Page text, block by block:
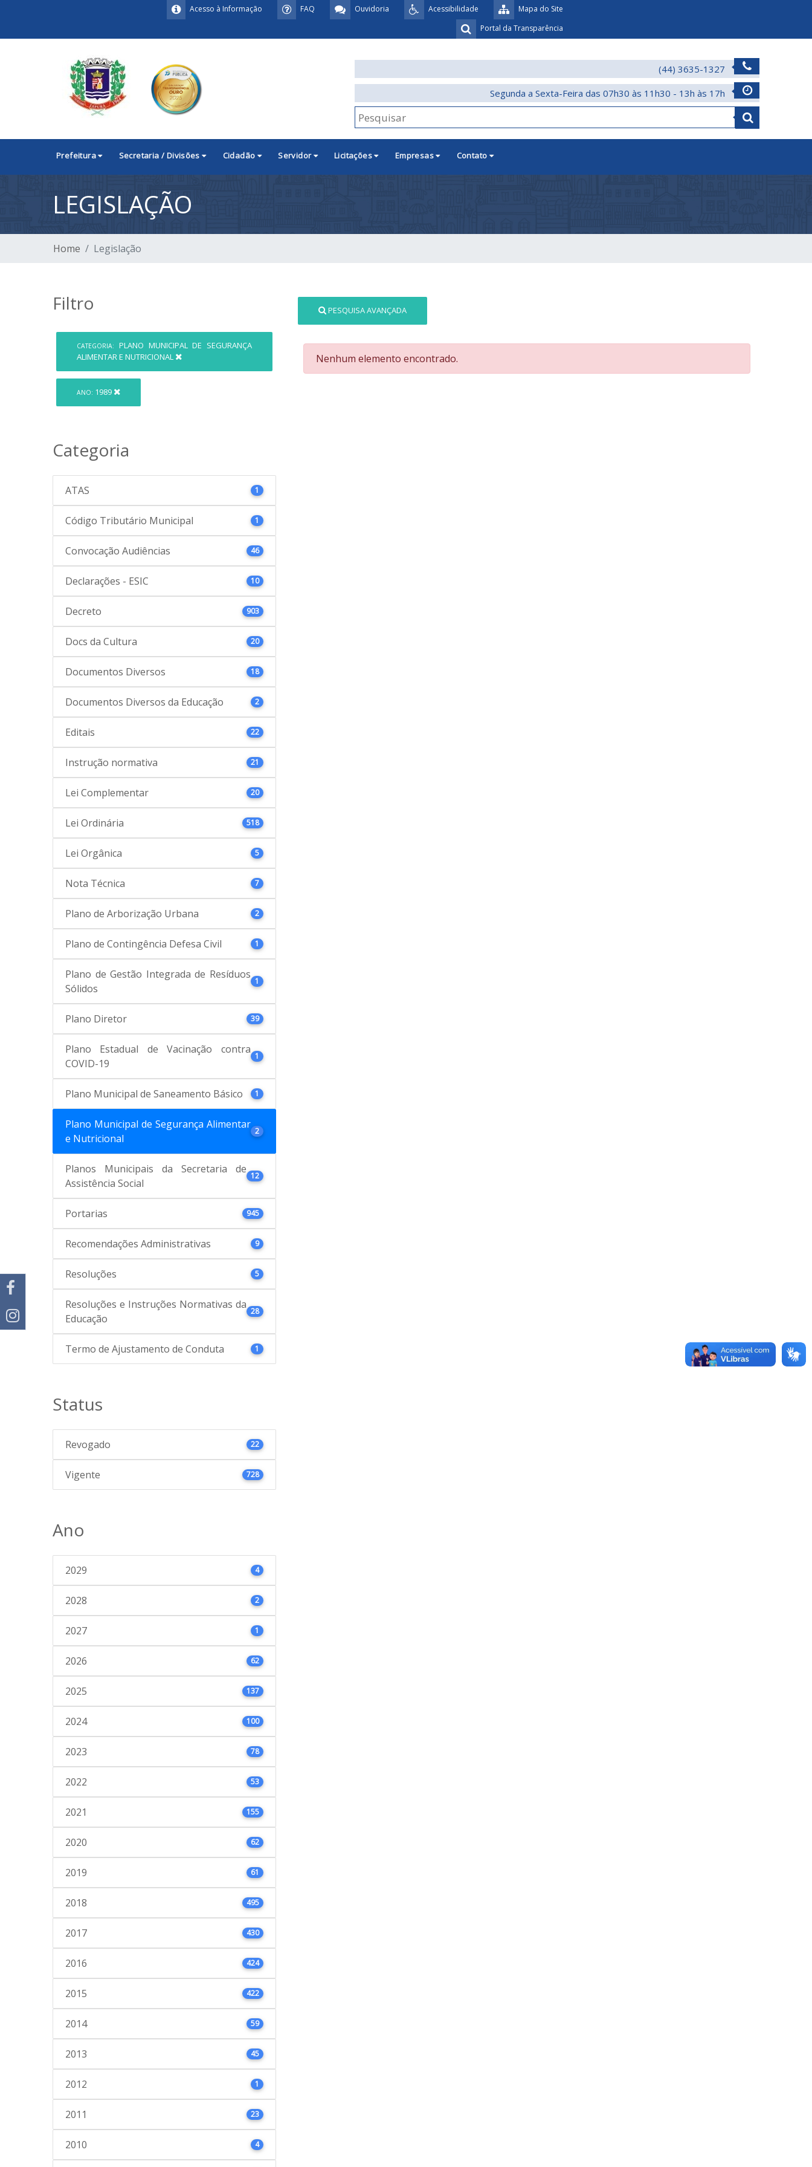
Mapa do Site
Acessibilidade
Ouvidoria
FAQ
Acesso à Informação
Portal da Transparência
(44) 3635-1327
Segunda a Sexta-Feira das 07h30 às 11h30 - 13h às 17h
Prefeitura Secretaria / Divisões Cidadão Servidor Licitações Empresas Contato
LEGISLAÇÃO
Home Legislação
Filtro
CATEGORIA:
PLANO MUNICIPAL DE SEGURANÇA
ALIMENTAR E NUTRICIONAL
ANO: 1989
Categoria
ATAS 1
Código Tributário Municipal 1
Convocação Audiências 46
Declarações - ESIC 10
Decreto 903
Docs da Cultura 20
Documentos Diversos 18
Documentos Diversos da Educação 2
Editais 22
Instrução normativa 21
Lei Complementar 20
Lei Ordinária 518
Lei Orgânica 5
Nota Técnica 7
Plano de Arborização Urbana 2
Plano de Contingência Defesa Civil 1
Plano de Gestão Integrada de Resíduos
Sólidos
1
Plano Diretor 39
Plano Estadual de Vacinação contra
COVID-19
1
Plano Municipal de Saneamento Básico 1
Plano Municipal de Segurança Alimentar
e Nutricional
2
Planos Municipais da Secretaria de
Assistência Social
12
Portarias 945
Recomendações Administrativas 9
Resoluções 5
Resoluções e Instruções Normativas da
Educação
28
Termo de Ajustamento de Conduta 1
Status
Revogado 22
Vigente 728
Ano
2029 4
2028 2
2027 1
2026 62
2025 137
2024 100
2023 78
2022 53
2021 155
2020 62
2019 61
2018 495
2017 430
2016 424
2015 422
2014 59
2013 45
2012 1
2011 23
2010 4
PESQUISA AVANÇADA
Nenhum elemento encontrado.